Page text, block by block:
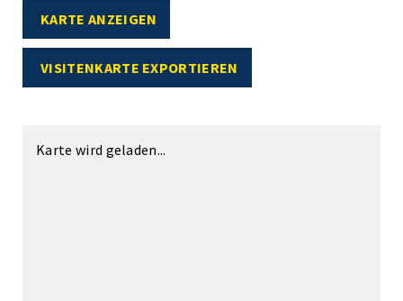
KARTE ANZEIGEN
VISITENKARTE EXPORTIEREN
Karte wird geladen...